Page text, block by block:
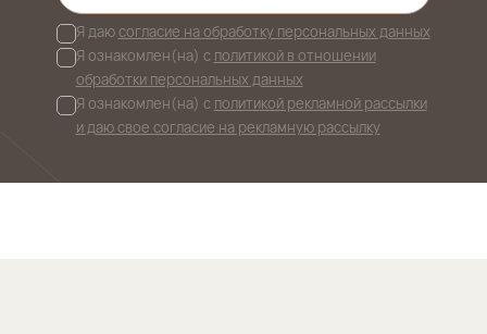
Я даюсогласие на обработку персональных данных
Я ознакомлен(на) с политикой в отношении
обработки персональных данных
Я ознакомлен(на) с политикой рекламной рассылки
и даю свое согласие на рекламную рассылку